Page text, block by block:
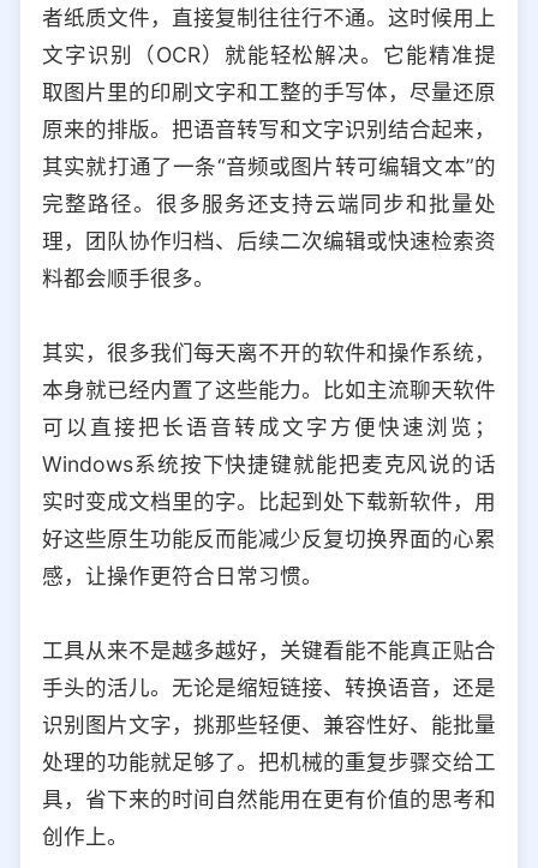
者纸质文件，直接复制往往行不通。这时候用上
文字识别（OCR）就能轻松解决。它能精准提
取图片里的印刷文字和工整的手写体，尽量还原
原来的排版。把语音转写和文字识别结合起来，
其实就打通了一条“音频或图片转可编辑文本”的
完整路径。很多服务还支持云端同步和批量处
理，团队协作归档、后续二次编辑或快速检索资
料都会顺手很多。
其实，很多我们每天离不开的软件和操作系统，
本身就已经内置了这些能力。比如主流聊天软件
可以直接把长语音转成文字方便快速浏览；
Windows系统按下快捷键就能把麦克风说的话
实时变成文档里的字。比起到处下载新软件，用
好这些原生功能反而能减少反复切换界面的心累
感，让操作更符合日常习惯。
工具从来不是越多越好，关键看能不能真正贴合
手头的活儿。无论是缩短链接、转换语音，还是
识别图片文字，挑那些轻便、兼容性好、能批量
处理的功能就足够了。把机械的重复步骤交给工
具，省下来的时间自然能用在更有价值的思考和
创作上。